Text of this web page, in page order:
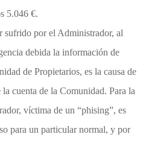
5.046 €.
sufrido por el Administrador, al
debida la información de
de Propietarios, es la causa de
cuenta de la Comunidad. Para la
víctima de un “phising”, es
para un particular normal, y por